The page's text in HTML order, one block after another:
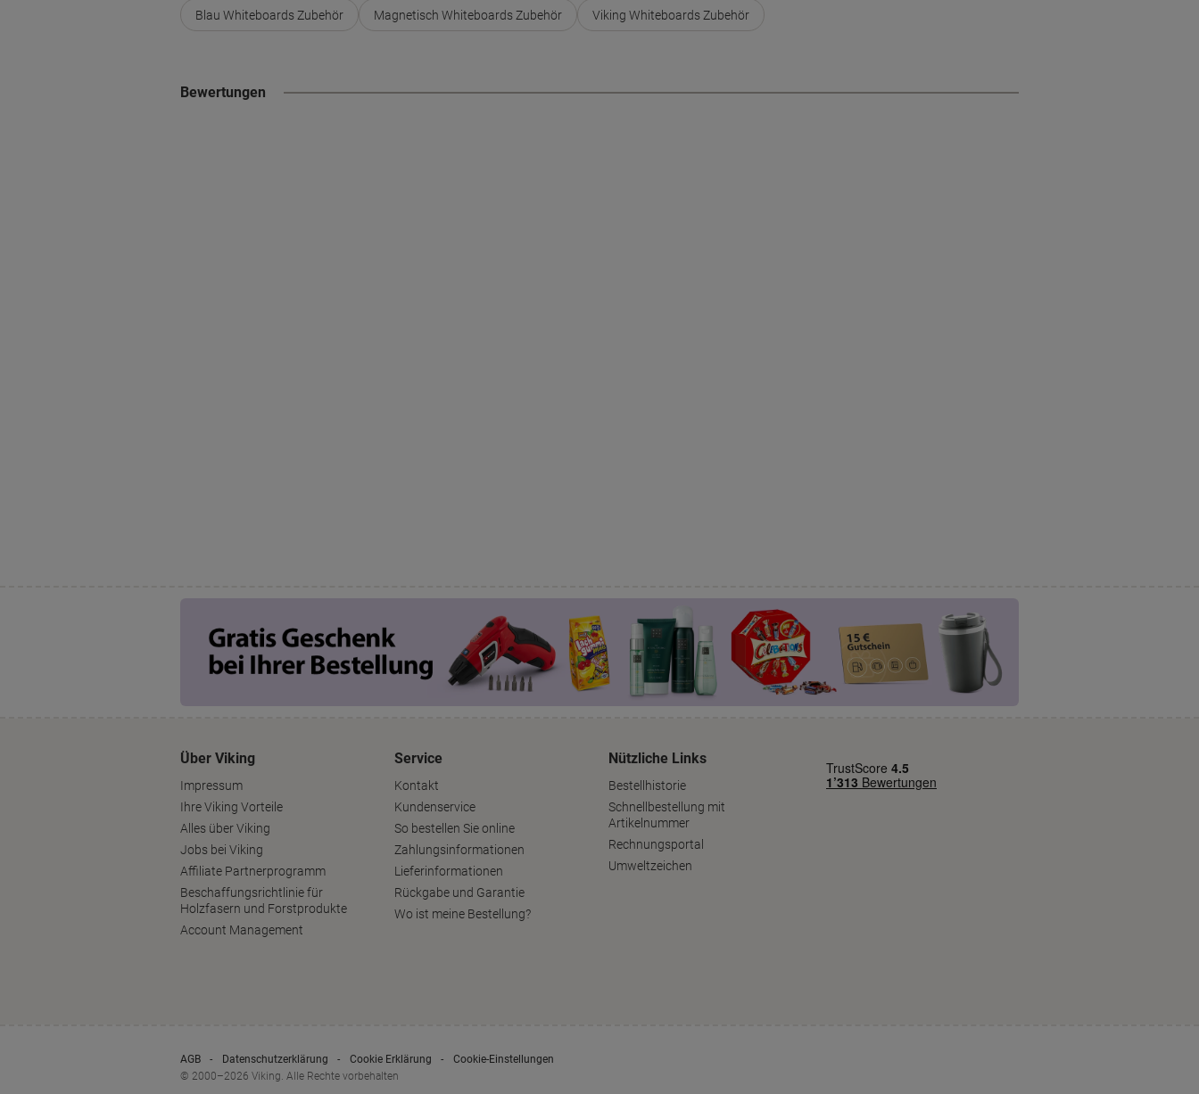
Blau Whiteboards Zubehör Magnetisch Whiteboards Zubehör Viking Whiteboards Zubehör
Bewertungen
Über Viking
Impressum
Ihre Viking Vorteile
Alles über Viking
Jobs bei Viking
Affiliate Partnerprogramm
Beschaffungsrichtlinie für
Holzfasern und Forstprodukte
Account Management
Service
Kontakt
Kundenservice
So bestellen Sie online
Zahlungsinformationen
Lieferinformationen
Rückgabe und Garantie
Wo ist meine Bestellung?
Nützliche Links
Bestellhistorie
Schnellbestellung mit
Artikelnummer
Rechnungsportal
Umweltzeichen
AGB Datenschutzerklärung Cookie Erklärung
Cookie-Einstellungen
© 2000–2026 Viking. Alle Rechte vorbehalten